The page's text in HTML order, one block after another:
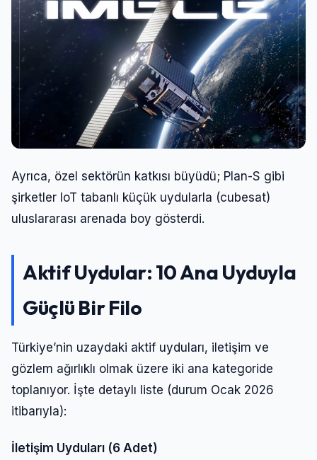
Ayrıca, özel sektörün katkısı büyüdü; Plan-S gibi
şirketler IoT tabanlı küçük uydularla (cubesat)
uluslararası arenada boy gösterdi.
Aktif Uydular: 10 Ana Uyduyla
Güçlü Bir Filo
Türkiye’nin uzaydaki aktif uyduları, iletişim ve
gözlem ağırlıklı olmak üzere iki ana kategoride
toplanıyor. İşte detaylı liste (durum Ocak 2026
itibarıyla):
İletişim Uyduları (6 Adet)